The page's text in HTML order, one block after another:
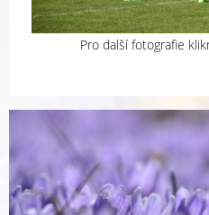
Pro další fotografie